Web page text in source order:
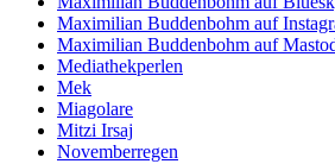
Maximilian Buddenbohm auf
Maximilian Buddenbohm auf
Mediathekperlen
Mek
Miagolare
Mitzi Irsaj
Novemberregen